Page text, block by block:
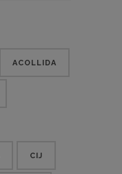
ACOLLIDA
CIJ